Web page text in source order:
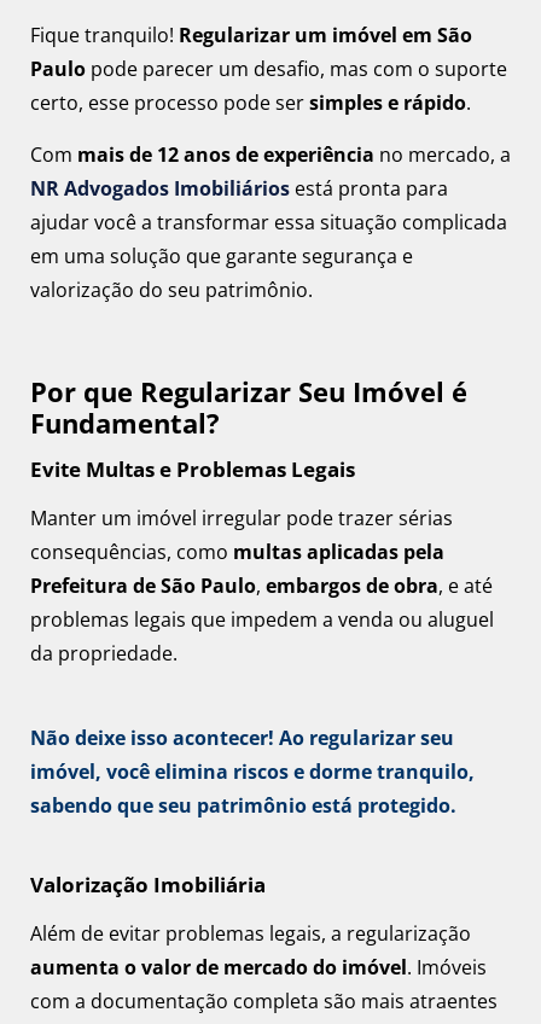
Fique tranquilo! Regularizar um imóvel em São
Paulo pode parecer um desafio, mas com o suporte
certo, esse processo pode sersimples e rápido.
Com mais de 12 anos de experiência no mercado, a
NR Advogados Imobiliários está pronta para
ajudar você a transformar essa situação complicada
em uma solução que garante segurança e
valorização do seu patrimônio.
Por que Regularizar Seu Imóvel é
Fundamental?
Evite Multas e Problemas Legais
Manter um imóvel irregular pode trazer sérias
consequências, como multas aplicadas pela
Prefeitura de São Paulo, embargos de obra, e até
problemas legais que impedem a venda ou aluguel
da propriedade.
Não deixe isso acontecer! Ao regularizar seu
imóvel, você elimina riscos e dorme tranquilo,
sabendo que seu patrimônio está protegido.
Valorização Imobiliária
Além de evitar problemas legais, a regularização
aumenta o valor de mercado do imóvel. Imóveis
com a documentação completa são mais atraentes